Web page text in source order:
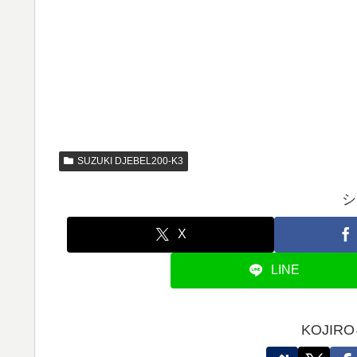
SUZUKI DJEBEL200-K3
X
LINE